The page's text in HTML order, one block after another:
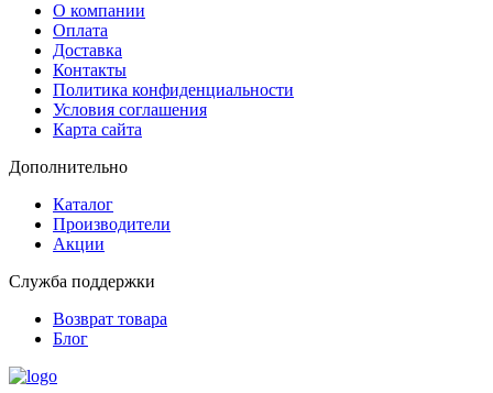
О компании
Оплата
Доставка
Контакты
Политика конфиденциальности
Условия соглашения
Карта сайта
Дополнительно
Каталог
Производители
Акции
Служба поддержки
Возврат товара
Блог